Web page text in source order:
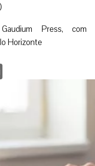
Press, com
Horizonte